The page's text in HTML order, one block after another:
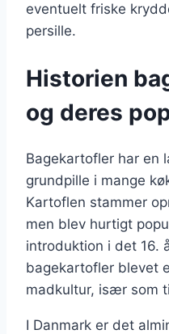
eventuelt friske
persille.
Historien
og deres
Bagekartofler har en
grundpille i mange
Kartoflen stammer
men blev hurtigt
introduktion i det 16.
bagekartofler blevet
madkultur, især som
I Danmark er det